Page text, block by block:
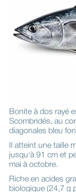
Bonite à dos rayé
Scombridés, au
diagonales bleu
Il atteint une taille
jusqu'à 91 cm et
mai à octobre.
Riche en acides
biologique (24,7 g